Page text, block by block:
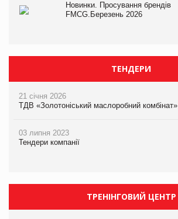
Новинки. Просування брендів
FMCG.Березень 2026
ТЕНДЕРИ
21 січня 2026
ТДВ «Золотоніський маслоробний комбінат»
03 липня 2023
Тендери компанії
ТРЕНІНГОВИЙ ЦЕНТР